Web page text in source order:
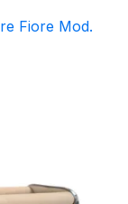
Fiore Mod.